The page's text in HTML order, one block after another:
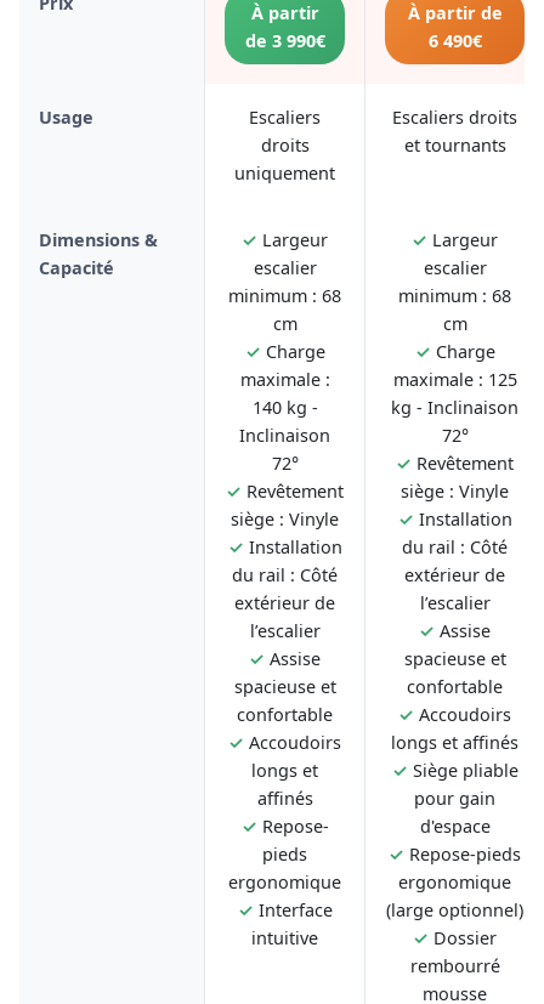
À partir
de 3 990€
À partir de
6 490€
Usage
Escaliers
droits
uniquement
Escaliers droits
et tournants
Dimensions &
Capacité
✓ Largeur
escalier
minimum : 68
cm
✓ Charge
maximale :
140 kg -
Inclinaison
72°
✓ Revêtement
siège : Vinyle
✓ Installation
du rail : Côté
extérieur de
l’escalier
✓ Assise
spacieuse et
confortable
✓ Accoudoirs
longs et
affinés
✓ Repose-
pieds
ergonomique
✓ Interface
intuitive
✓ Largeur
escalier
minimum : 68
cm
✓ Charge
maximale : 125
kg - Inclinaison
72°
✓ Revêtement
siège : Vinyle
✓ Installation
du rail : Côté
extérieur de
l’escalier
✓ Assise
spacieuse et
confortable
✓ Accoudoirs
longs et affinés
✓ Siège pliable
pour gain
d'espace
✓ Repose-pieds
ergonomique
(large optionnel)
✓ Dossier
rembourré
mousse